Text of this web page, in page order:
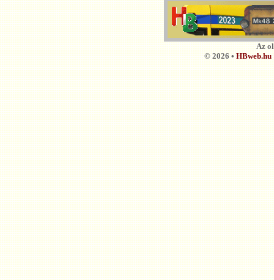
Az
© 2026 •HBweb.hu